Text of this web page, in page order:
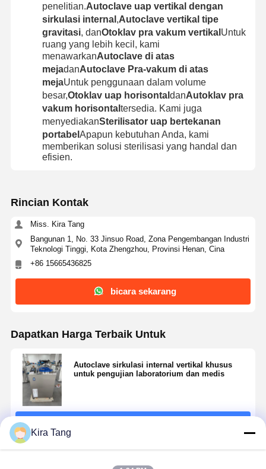
penelitian.Autoclave uap vertikal dengan
sirkulasi internal ,Autoclave vertikal tipe
gravitasi, danOtoklav pra vakum vertikal Untuk
ruang yang lebih kecil, kami
menawarkanAutoclave di atas
mejadanAutoclave Pra-vakum di atas
mejaUntuk penggunaan dalam volume
besar,Otoklav uap horisontal danAutoklav pra
vakum horisontal tersedia. Kami juga
menyediakanSterilisator uap bertekanan
portabel Apapun kebutuhan Anda, kami
memberikan solusi sterilisasi yang handal dan
efisien.
Rincian Kontak
Miss. Kira Tang
Bangunan 1, No. 33 Jinsuo Road, Zona Pengembangan Industri
Teknologi Tinggi, Kota Zhengzhou, Provinsi Henan, Cina
+86 15665436825
bicara sekarang
Dapatkan Harga Terbaik Untuk
Autoclave sirkulasi internal vertikal khusus
untuk pengujian laboratorium dan medis
Kira Tang